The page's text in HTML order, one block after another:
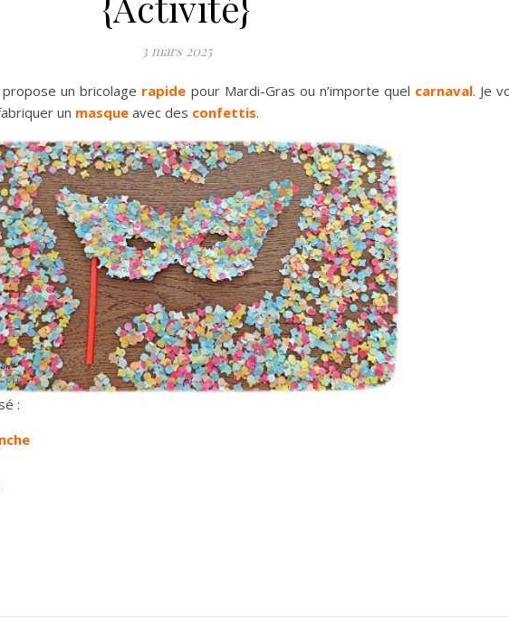
3 mars 2025
un bricolage rapide pour Mardi-Gras ou n’importe quel carnaval. Je
un masque avec des confettis.
: